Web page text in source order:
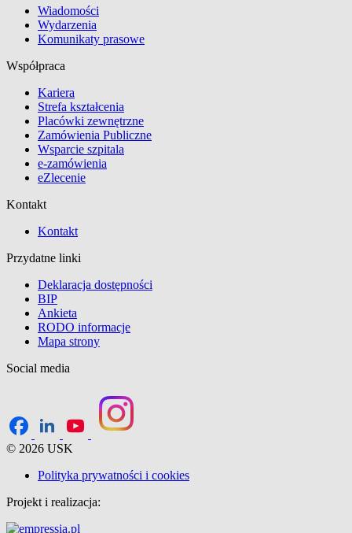
Wiadomości
Wydarzenia
Komunikaty prasowe
Współpraca
Kariera
Strefa kształcenia
Placówki zewnętrzne
Zamówienia Publiczne
Wsparcie szpitala
e-zamówienia
eZlecenie
Kontakt
Kontakt
Przydatne linki
Deklaracja dostępności
BIP
Ankieta
RODO informacje
Mapa strony
Social media
© 2026 USK
Polityka prywatności i cookies
Projekt i realizacja: